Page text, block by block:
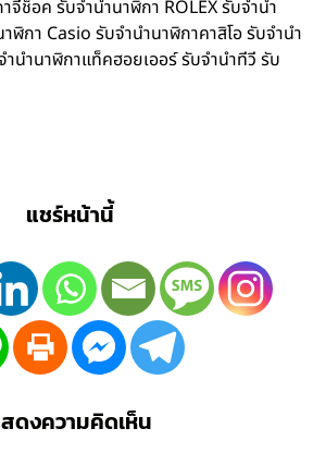
จีช็อค รับจำนำนาฬิกา ROLEX รับจำนำ
ฬิกา Casio รับจำนำนาฬิกาคาสิโอ รับจำนำ
นำนาฬิกาแท็คฮอยเออร์ รับจำนำทีวี รับ
แชร์หน้านี้
ดงความคิดเห็น